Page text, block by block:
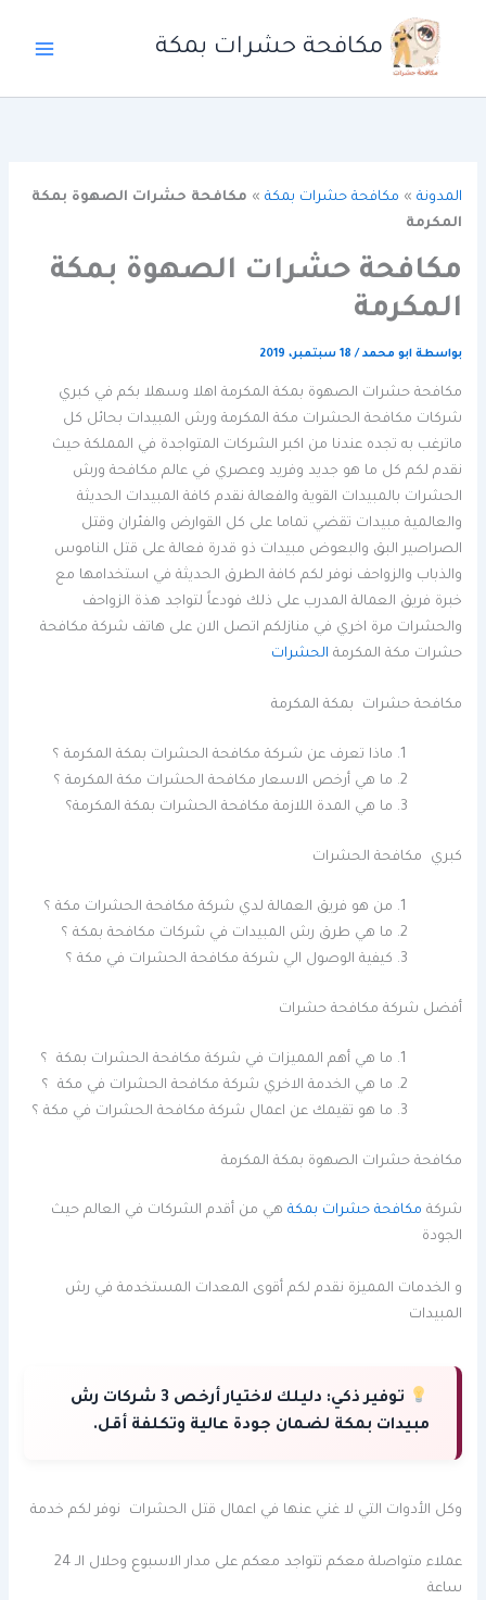
المحتوى
مكافحة حشرات بمكة
المدونة » مكافحة حشرات بمكة » مكافحة حشرات الصهوة بمكة
المكرمة
مكافحة حشرات الصهوة بمكة
المكرمة
بواسطة ابو محمد/ 18 سبتمبر، 2019
مكافحة حشرات الصهوة بمكة المكرمة اهلا وسهلا بكم في كبري
شركات مكافحة الحشرات مكة المكرمة ورش المبيدات بحائل كل
ماترغب به تجده عندنا من اكبر الشركات المتواجدة في المملكة حيث
نقدم لكم كل ما هو جديد وفريد وعصري في عالم مكافحة ورش
الحشرات بالمبيدات القوية والفعالة نقدم كافة المبيدات الحديثة
والعالمية مبيدات تقضي تماما على كل القوارض والفئران وقتل
الصراصير البق والبعوض مبيدات ذو قدرة فعالة على قتل الناموس
والذباب والزواحف نوفر لكم كافة الطرق الحديثة في استخدامها مع
خبرة فريق العمالة المدرب على ذلك فودعاً لتواجد هذة الزواحف
والحشرات مرة اخري في منازلكم اتصل الان على هاتف شركة مكافحة
حشرات مكة المكرمة الحشرات
مكافحة حشرات بمكة المكرمة
ماذا تعرف عن شـركة مكافحة الحشرات بمكة المكرمة ؟
ما هي أرخص الاسعار مكافحة الحشرات مكة المكرمة ؟
ما هي المدة اللازمة مكافحة الحشرات بمكة المكرمة؟
كبري مكافحة الحشرات
من هو فريق العمالة لدي شركة مكافحة الحشرات مكة ؟
ما هي طرق رش المبيدات في شركات مكافحة بمكة ؟
كيفية الوصول الي شركة مكافحة الحشرات في مكة ؟
أفضل شركة مكافحة حشرات
ما هي أهم المميزات في شركة مكافحة الحشرات بمكة ؟
ما هي الخدمة الاخري شركة مكافحة الحشرات في مكة ؟
ما هو تقيمك عن اعمال شركة مكافحة الحشرات في مكة ؟
مكافحة حشرات الصهوة بمكة المكرمة
شركة مكافحة حشرات بمكة هي من أقدم الشركات في العالم حيث
الجودة
و الخدمات المميزة نقدم لكم أقوى المعدات المستخدمة في رش
المبيدات
توفير ذكي:
دليلك لاختيار أرخص 3 شركات رش
مبيدات بمكة لضمان جودة عالية وتكلفة أقل.
وكل الأدوات التي لا غني عنها في اعمال قتل الحشرات نوفر لكم خدمة
عملاء متواصلة معكم تتواجد معكم على مدار الاسبوع وحلال الـ 24
ساعة